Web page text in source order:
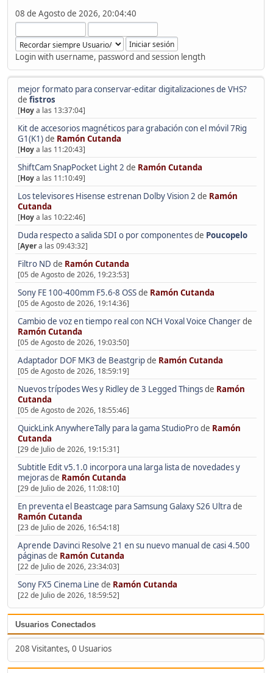
08 de Agosto de 2026, 20:04:40
Login with username, password and session length
mejor formato para conservar-editar digitalizaciones de VHS?
de fistros
[Hoya las 13:37:04]
Kit de accesorios magnéticos para grabación con el móvil 7Rig
G1(K1)de Ramón Cutanda
[Hoya las 11:20:43]
ShiftCam SnapPocket Light 2 de Ramón Cutanda
[Hoya las 11:10:49]
Los televisores Hisense estrenan Dolby Vision 2 de Ramón
Cutanda
[Hoya las 10:22:46]
Duda respecto a salida SDI o por componentesde Poucopelo
[Ayera las 09:43:32]
Filtro ND de Ramón Cutanda
[05 de Agosto de 2026, 19:23:53]
Sony FE 100-400mm F5.6-8 OSSde Ramón Cutanda
[05 de Agosto de 2026, 19:14:36]
Cambio de voz en tiempo real con NCH Voxal Voice Changerde
Ramón Cutanda
[05 de Agosto de 2026, 19:03:50]
Adaptador DOF MK3 de Beastgripde Ramón Cutanda
[05 de Agosto de 2026, 18:59:19]
Nuevos trípodes Wes y Ridley de 3 Legged Thingsde Ramón
Cutanda
[05 de Agosto de 2026, 18:55:46]
QuickLink AnywhereTally para la gama StudioProde Ramón
Cutanda
[29 de Julio de 2026, 19:15:31]
Subtitle Edit v5.1.0 incorpora una larga lista de novedades y
mejorasde Ramón Cutanda
[29 de Julio de 2026, 11:08:10]
En preventa el Beastcage para Samsung Galaxy S26 Ultrade
Ramón Cutanda
[23 de Julio de 2026, 16:54:18]
Aprende Davinci Resolve 21 en su nuevo manual de casi 4.500
páginasde Ramón Cutanda
[22 de Julio de 2026, 23:34:03]
Sony FX5 Cinema Line de Ramón Cutanda
[22 de Julio de 2026, 18:59:52]
Usuarios Conectados
208 Visitantes, 0 Usuarios